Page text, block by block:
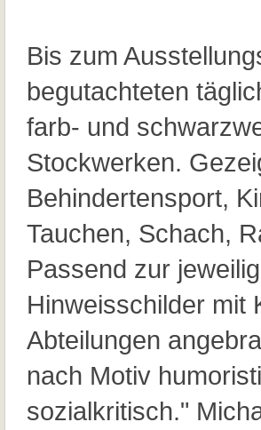
Bis zum
begutachteten
farb- und
Stockwerken.
Behindertensport,
Tauchen, Schach,
Passend zur
Hinweisschilder mit
Abteilungen
nach Motiv
sozialkritisch."